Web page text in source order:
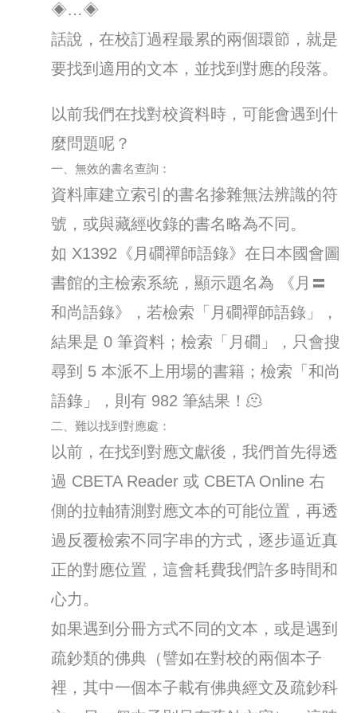
◈…◈
話說，在校訂過程最累的兩個環節，就是
要找到適用的文本，並找到對應的段落。
以前我們在找對校資料時，可能會遇到什
麼問題呢？
一、無效的書名查詢：
資料庫建立索引的書名摻雜無法辨識的符
號，或與藏經收錄的書名略為不同。
如 X1392《月磵禪師語錄》在日本國會圖
書館的主檢索系統，顯示題名為 《月〓
和尚語錄》，若檢索「月磵禪師語錄」，
結果是 0 筆資料；檢索「月磵」，只會搜
尋到 5 本派不上用場的書籍；檢索「和尚
語錄」，則有 982 筆結果！🫠
二、難以找到對應處：
以前，在找到對應文獻後，我們首先得透
過 CBETA Reader 或 CBETA Online 右
側的拉軸猜測對應文本的可能位置，再透
過反覆檢索不同字串的方式，逐步逼近真
正的對應位置，這會耗費我們許多時間和
心力。
如果遇到分冊方式不同的文本，或是遇到
疏鈔類的佛典（譬如在對校的兩個本子
裡，其中一個本子載有佛典經文及疏鈔科